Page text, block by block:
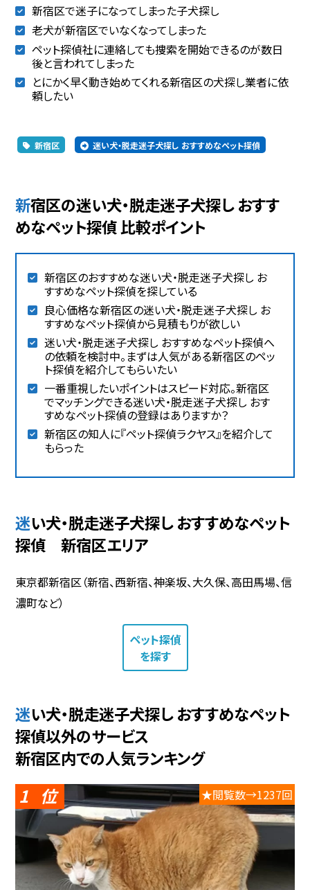
新宿区で迷子になってしまった子犬探し
老犬が新宿区でいなくなってしまった
ペット探偵社に連絡しても捜索を開始できるのが数日
後と言われてしまった
とにかく早く動き始めてくれる新宿区の犬探し業者に依
頼したい
新宿区 迷い犬・脱走迷子犬探し おすすめなペット探偵
新宿区の迷い犬・脱走迷子犬探し おすす
めなペット探偵 比較ポイント
新宿区のおすすめな迷い犬・脱走迷子犬探し お
すすめなペット探偵を探している
良心価格な新宿区の迷い犬・脱走迷子犬探し お
すすめなペット探偵から見積もりが欲しい
迷い犬・脱走迷子犬探し おすすめなペット探偵へ
の依頼を検討中。まずは人気がある新宿区のペッ
ト探偵を紹介してもらいたい
一番重視したいポイントはスピード対応。新宿区
でマッチングできる迷い犬・脱走迷子犬探し おす
すめなペット探偵の登録はありますか？
新宿区の知人に『ペット探偵ラクヤス』を紹介して
もらった
迷い犬・脱走迷子犬探し おすすめなペット
探偵 新宿区エリア
東京都新宿区（新宿、西新宿、神楽坂、大久保、高田馬場、信
濃町など）
ペット探偵
を探す
迷い犬・脱走迷子犬探し おすすめなペット
探偵以外のサービス
新宿区内での人気ランキング
1 ★閲覧数→1237回